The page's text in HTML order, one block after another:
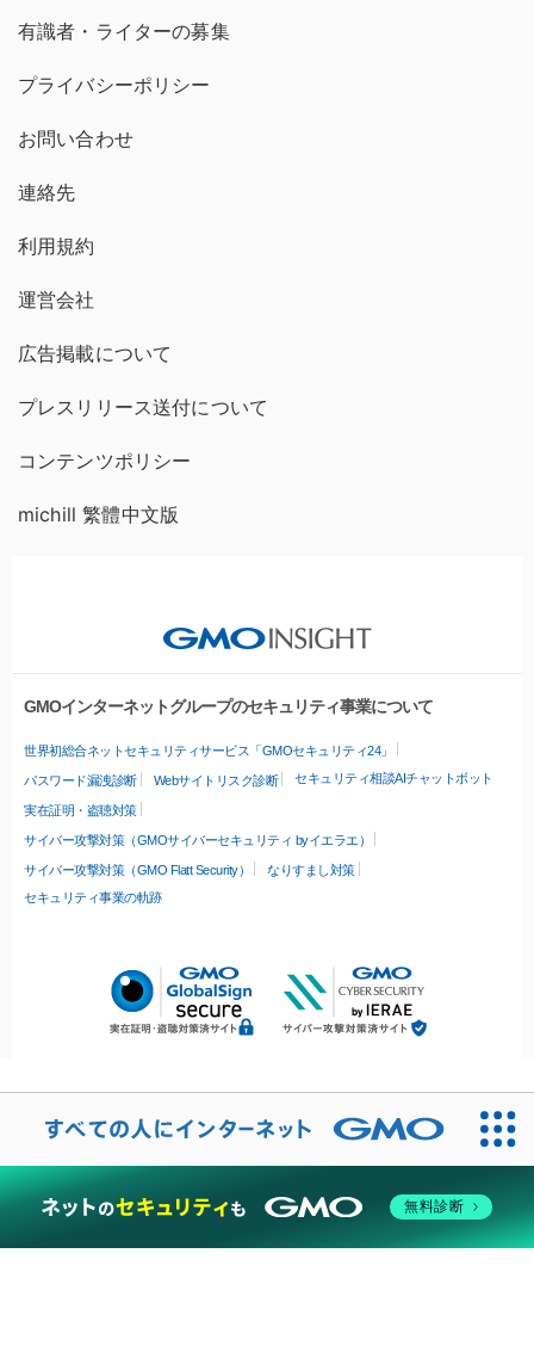
有識者・ライターの募集
プライバシーポリシー
お問い合わせ
連絡先
利用規約
運営会社
広告掲載について
プレスリリース送付について
コンテンツポリシー
michill 繁體中文版
GMOインターネットグループのセキュリティ事業について
世界初総合ネットセキュリティサービス「GMOセキュリティ24」
パスワード漏洩診断 Webサイトリスク診断 セキュリティ相談AIチャットボット
実在証明・盗聴対策
サイバー攻撃対策（GMOサイバーセキュリティ byイエラエ）
サイバー攻撃対策（GMO Flatt Security）
なりすまし対策
セキュリティ事業の軌跡
無料診断